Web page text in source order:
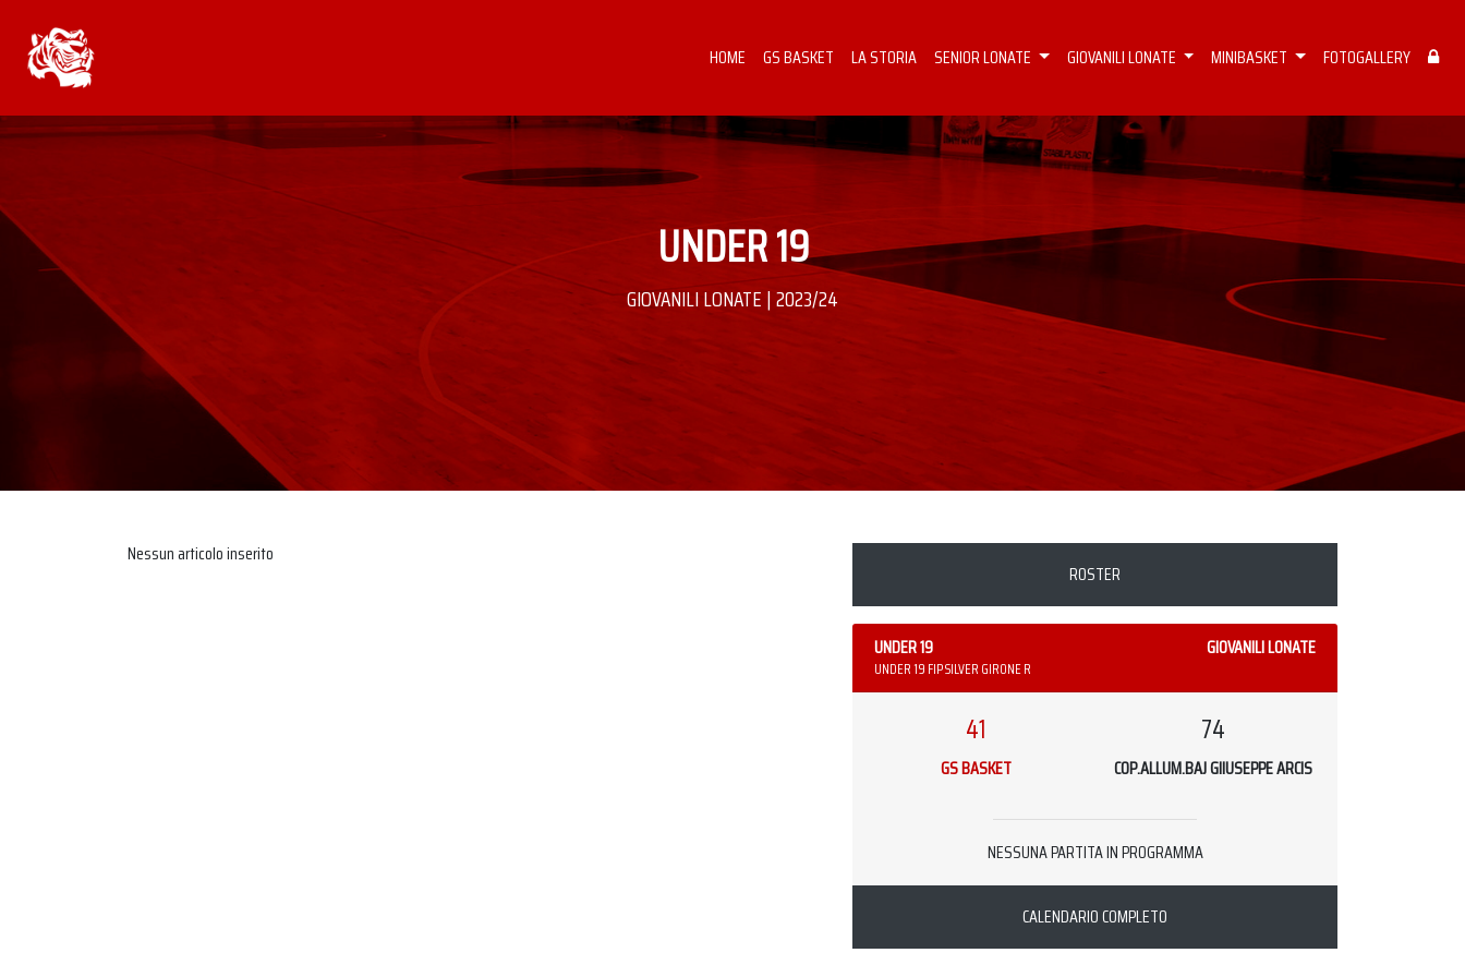
HOME GS BASKET LA STORIA SENIOR LONATE GIOVANILI LONATE MINIBASKET FOTOGALLERY
UNDER 19
GIOVANILI LONATE | 2023/24
Nessun articolo inserito
ROSTER
UNDER 19
UNDER 19 FIP SILVER GIRONE R
GIOVANILI LONATE
41
GS BASKET
74
COP.ALLUM.BAJ GIIUSEPPE ARCIS
NESSUNA PARTITA IN PROGRAMMA
CALENDARIO COMPLETO